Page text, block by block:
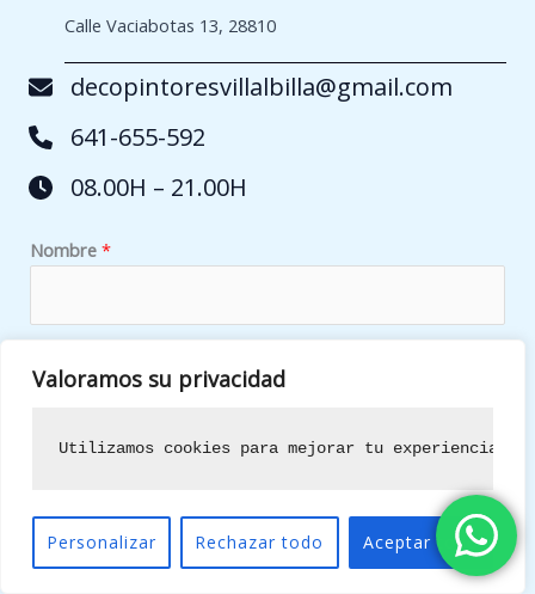
Valoramos su privacidad
Utilizamos cookies para mejorar tu experiencia
Personalizar Rechazar todo Aceptar todo
Calle Vaciabotas 13, 28810
decopintoresvillalbilla@gmail.com
641-655-592
08.00H – 21.00H
q
u
e
e
ó
Nombre *
Móvil